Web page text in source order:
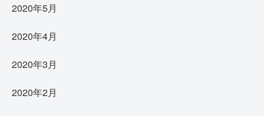
2020年5月
2020年4月
2020年3月
2020年2月